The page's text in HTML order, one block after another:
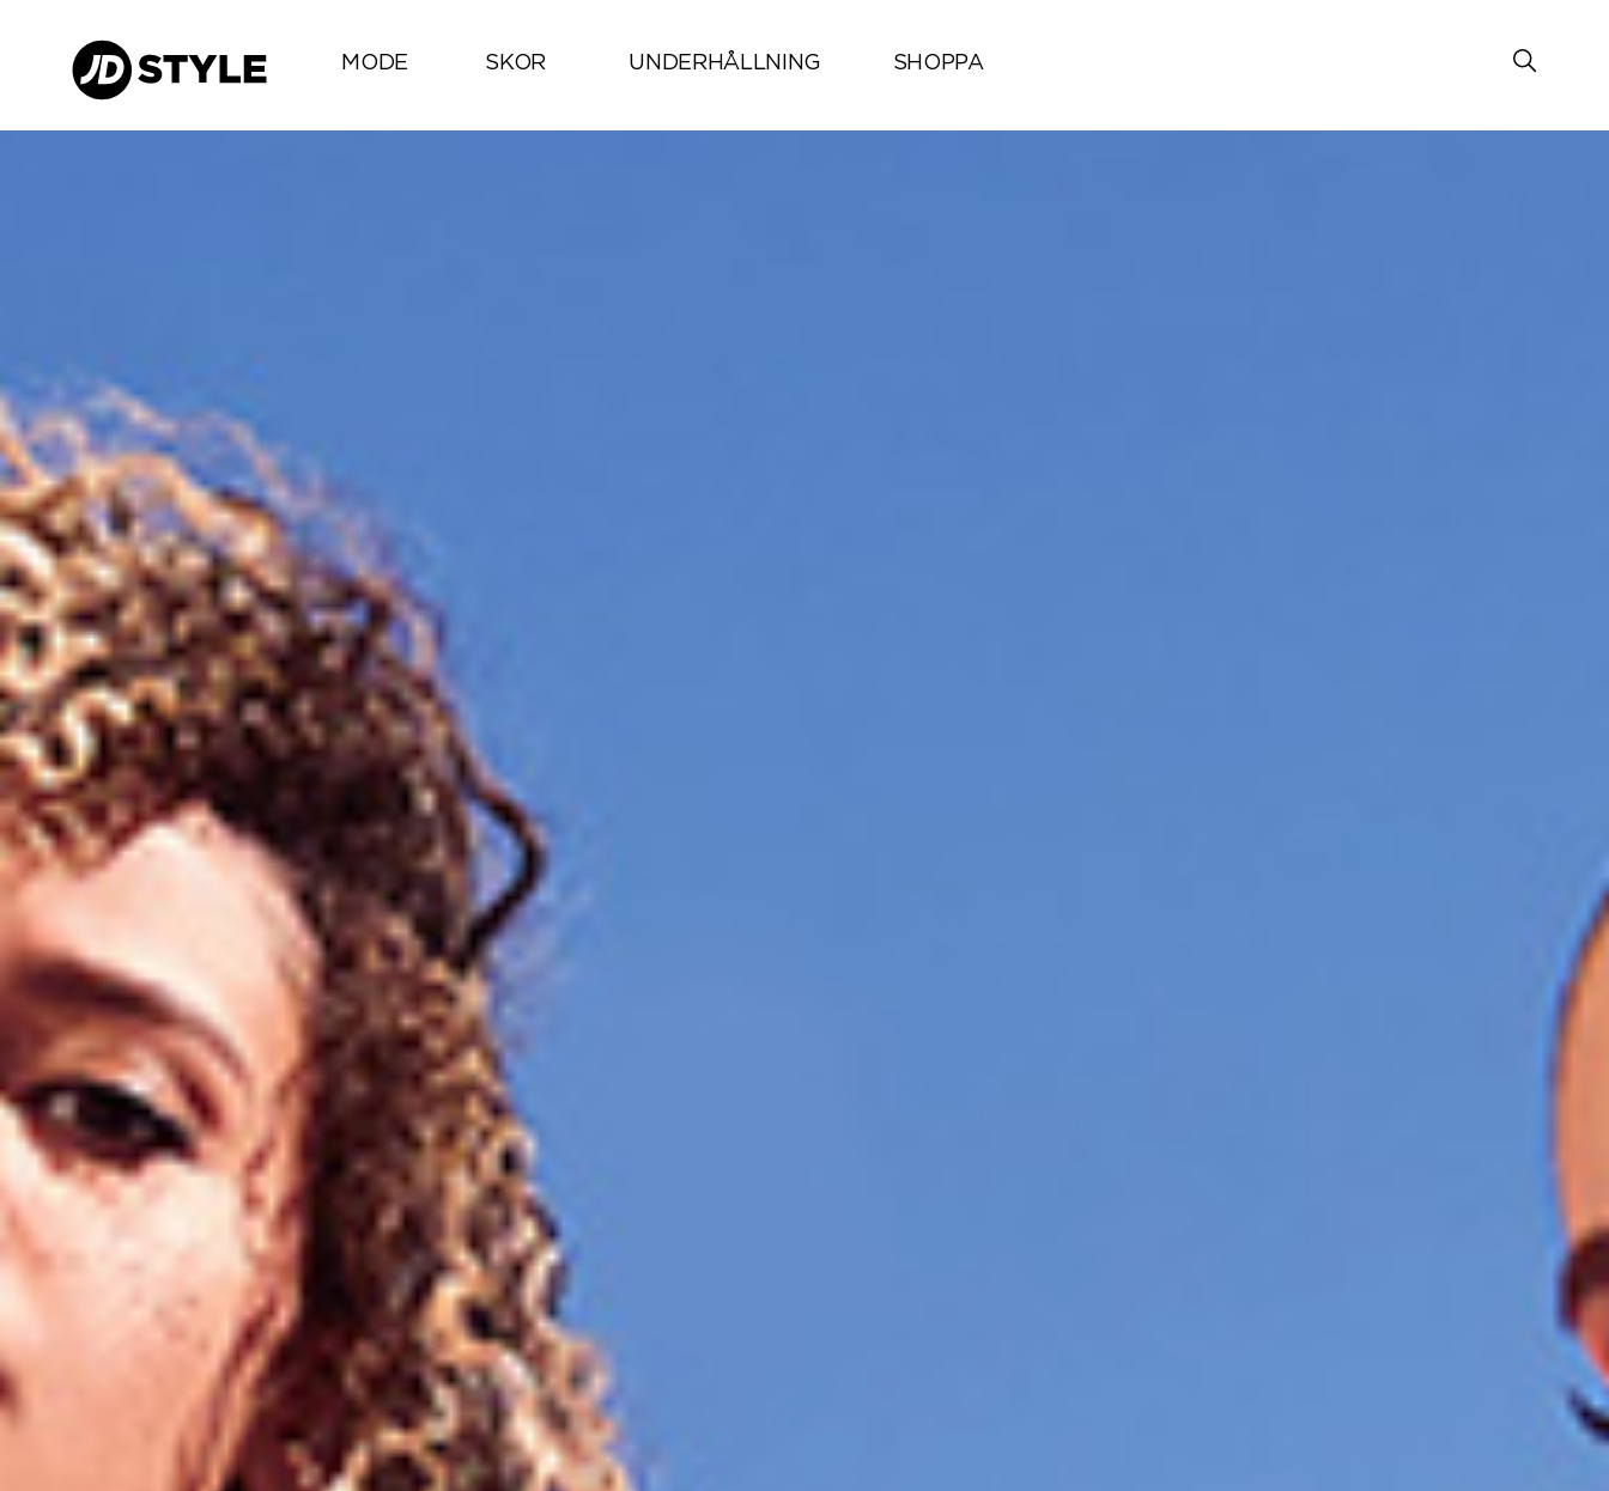
MODE SKOR UNDERHÅLLNING SHOPPA